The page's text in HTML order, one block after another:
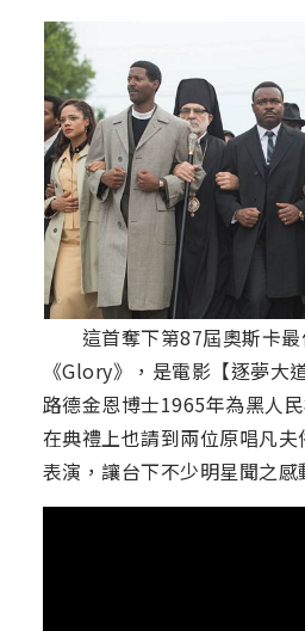
這首奪下第87屆奧斯卡最
《Glory》，是電影【逐夢大
路德金恩博士1965年為黑人
在典禮上也請到兩位原唱凡
表演，讓台下不少明星聞之感